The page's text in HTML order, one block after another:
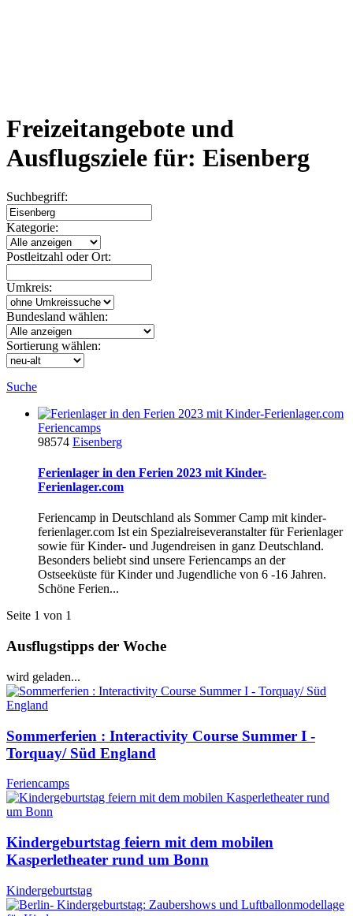
Freizeitangebote und
Ausflugsziele für: Eisenberg
Suchbegriff:
Kategorie:
Postleitzahl oder Ort:
Umkreis:
Bundesland wählen:
Sortierung wählen:
Suche
Feriencamps
98574 Eisenberg
Ferienlager in den Ferien 2023 mit Kinder-
Ferienlager.com
Feriencamp in Deutschland als Sommer Camp mit kinder-
ferienlager.com Ist ein Spezialreiseveranstalter für Ferienlager
sowie für Kinder- und Jugendreisen in ganz Deutschland.
Besonders beliebt sind unsere Feriencamps an der
Ostseeküste für Kinder und Jugendliche von 6 -16 Jahren.
Schöne Ferien...
Seite 1 von 1
Ausflugstipps der Woche
wird geladen...
Sommerferien : Interactivity Course Summer I -
Torquay/ Süd England
Feriencamps
Kindergeburtstag feiern mit dem mobilen
Kasperletheater rund um Bonn
Kindergeburtstag